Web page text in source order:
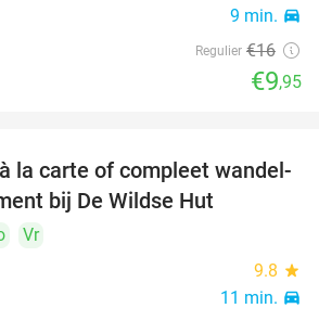
9 min. directions_car
Regulier €16
€9,95
34%
la carte of compleet wandel-
bij De Wildse Hut
Vr
9.8 star
11 min. directions_car